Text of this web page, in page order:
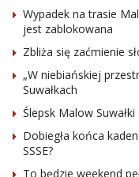
Wypadek na trasie
jest zablokowana
Zbliża się zaćmienie
„W niebiańskiej
Suwałkach
Ślepsk Malow
Dobiegła końca
SSSE?
To będzie weekend